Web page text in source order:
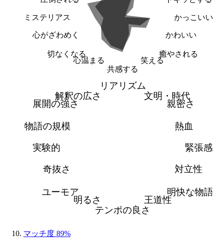
かっこいい
かわいい
癒やされる
笑える
共感する
心温まる
切なくなる
心がざわめく
ミステリアス
リアリズム
文明・時代
親密さ
熱血
緊張感
対立性
明快な物語
王道性
テンポの良さ
明るさ
ユーモア
奇抜さ
実験的
物語の規模
展開の強さ
解釈の広さ
マッチ度 89%